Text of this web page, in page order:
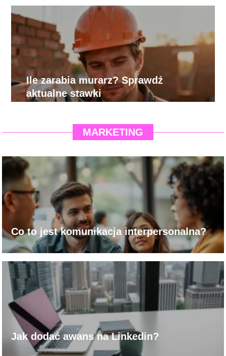
Ile zarabia murarz? Sprawdź
aktualne stawki
MARKETING
Co to jest komunikacja interpersonalna?
Jak dodać awans na Linkedin?